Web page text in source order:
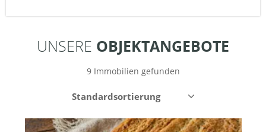
UNSERE OBJEKTANGEBOTE
9 Immobilien gefunden